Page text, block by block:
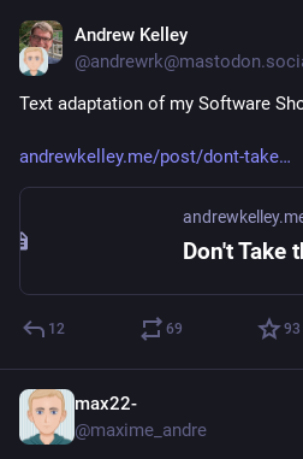
Andrew Kelley
Text adaptation of my Software
andrewkelley.me/post/dont-take
12 69 93
max22-
@maxime_andre